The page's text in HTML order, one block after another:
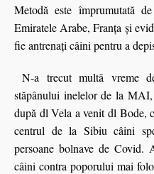
Metodă este împrumutată
Emiratele Arabe, Franța şi
fie antrenaţi câini pentru a
N-a trecut multă vreme
stăpânului inelelor de la
după dl Vela a venit dl Bode,
centrul de la Sibiu câini
persoane bolnave de Covid.
câini contra poporului mai